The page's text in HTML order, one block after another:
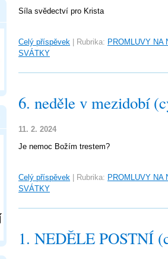
Síla svědectví pro Krista
Celý příspěvek Rubrika: PROMLUVY NA
SVÁTKY
6. neděle v mezidobí
11. 2. 2024
Je nemoc Božím trestem?
Celý příspěvek Rubrika: PROMLUVY NA
SVÁTKY
1. NEDĚLE POSTNÍ